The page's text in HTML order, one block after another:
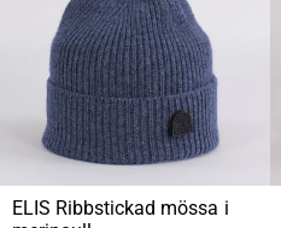
ELIS Ribbstickad mössa i